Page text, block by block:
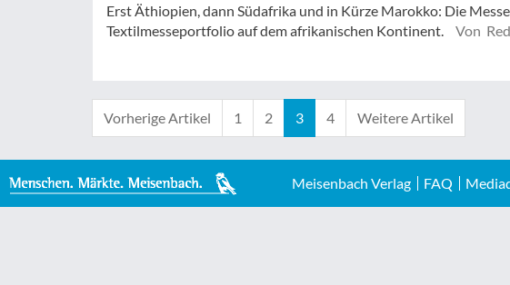
Erst Äthiopien, dann Südafrika und in Kürze Marokko: Die
Textilmesseportfolio auf dem afrikanischen Kontinent.
Von
Vorherige Artikel 1 2 3 4 Weitere Artikel
Meisenbach Verlag FAQ